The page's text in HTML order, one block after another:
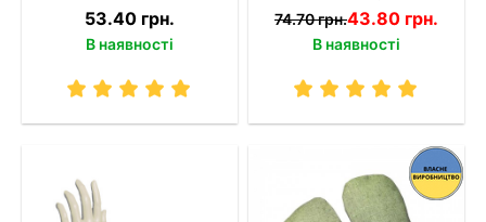
53.40 грн.
В наявності
43.80 грн.
74.70 грн.
В наявності